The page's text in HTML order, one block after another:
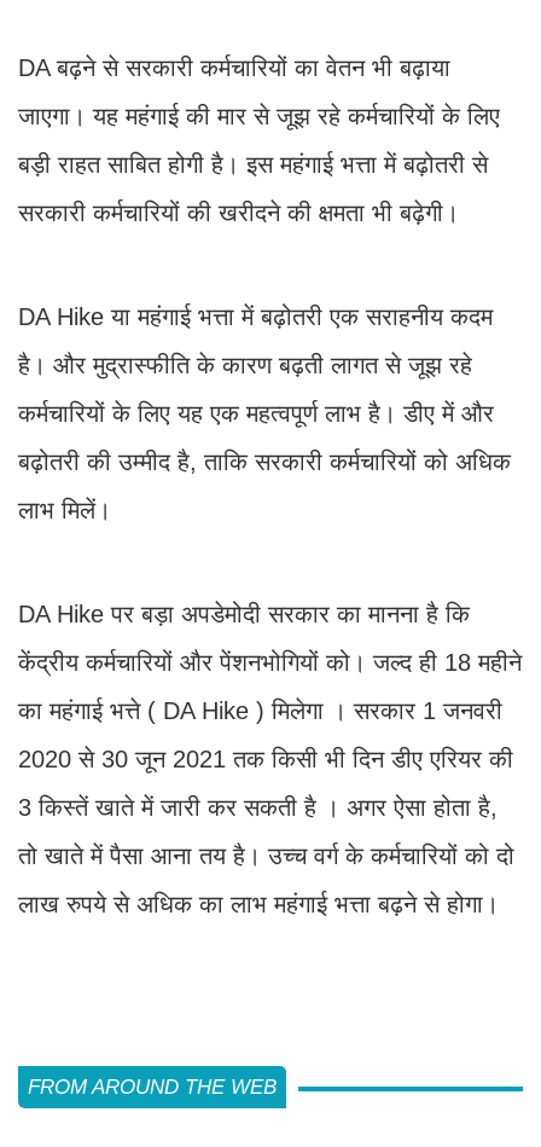
DA बढ़ने से सरकारी कर्मचारियों का वेतन भी बढ़ाया
जाएगा। यह महंगाई की मार से जूझ रहे कर्मचारियों के लिए
बड़ी राहत साबित होगी है। इस महंगाई भत्ता में बढ़ोतरी से
सरकारी कर्मचारियों की खरीदने की क्षमता भी बढ़ेगी।
DA Hike या महंगाई भत्ता में बढ़ोतरी एक सराहनीय कदम
है। और मुद्रास्फीति के कारण बढ़ती लागत से जूझ रहे
कर्मचारियों के लिए यह एक महत्वपूर्ण लाभ है। डीए में और
बढ़ोतरी की उम्मीद है, ताकि सरकारी कर्मचारियों को अधिक
लाभ मिलें।
DA Hike पर बड़ा अपडेमोदी सरकार का मानना है कि
केंद्रीय कर्मचारियों और पेंशनभोगियों को। जल्द ही 18 महीने
का महंगाई भत्ते ( DA Hike ) मिलेगा । सरकार 1 जनवरी
2020 से 30 जून 2021 तक किसी भी दिन डीए एरियर की
3 किस्तें खाते में जारी कर सकती है । अगर ऐसा होता है,
तो खाते में पैसा आना तय है। उच्च वर्ग के कर्मचारियों को दो
लाख रुपये से अधिक का लाभ महंगाई भत्ता बढ़ने से होगा।
FROM AROUND THE WEB